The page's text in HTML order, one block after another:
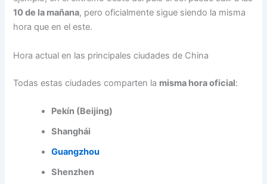
10 de la mañana, pero oficialmente sigue siendo la misma
hora que en el este.
Hora actual en las principales ciudades de China
Todas estas ciudades comparten la misma hora oficial:
Pekín (Beijing)
Shanghái
Guangzhou
Shenzhen